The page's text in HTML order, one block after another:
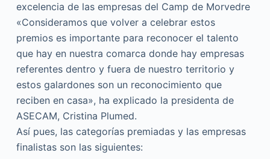
excelencia de las empresas del Camp de Morvedre
«Consideramos que volver a celebrar estos
premios es importante para reconocer el talento
que hay en nuestra comarca donde hay empresas
referentes dentro y fuera de nuestro territorio y
estos galardones son un reconocimiento que
reciben en casa», ha explicado la presidenta de
ASECAM, Cristina Plumed.
Así pues, las categorías premiadas y las empresas
finalistas son las siguientes: